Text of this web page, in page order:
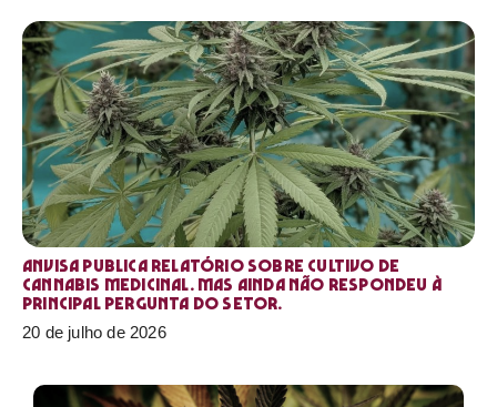
Anvisa publica relatório sobre cultivo de
Cannabis medicinal. Mas ainda não respondeu à
principal pergunta do setor.
20 de julho de 2026